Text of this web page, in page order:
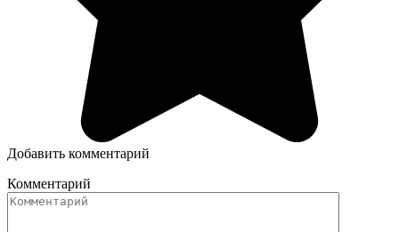
Добавить комментарий
Комментарий